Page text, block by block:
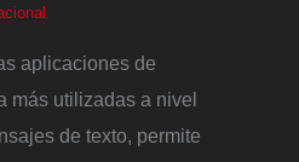
aplicaciones de
más utilizadas a nivel
de texto, permite